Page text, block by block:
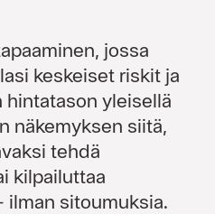
jossa
keskeiset riskit ja
yleisellä
näkemyksen siitä,
tehdä
kilpailuttaa
sitoumuksia.